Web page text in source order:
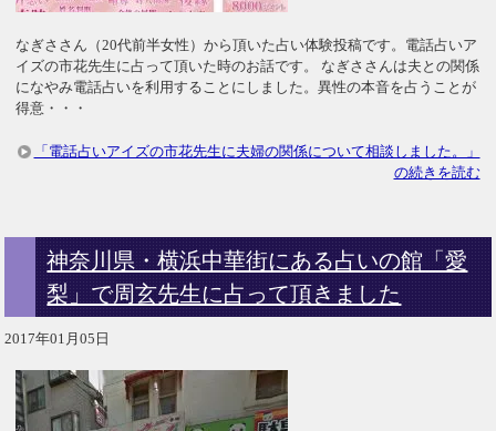
なぎささん（20代前半女性）から頂いた占い体験投稿です。電話占いア
イズの市花先生に占って頂いた時のお話です。 なぎささんは夫との関係
になやみ電話占いを利用することにしました。異性の本音を占うことが
得意・・・
「電話占いアイズの市花先生に夫婦の関係について相談しました。」
の続きを読む
神奈川県・横浜中華街にある占いの館「愛
梨」で周玄先生に占って頂きました
2017年01月05日